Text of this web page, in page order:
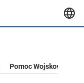
Pomoc Wojskowa Dla